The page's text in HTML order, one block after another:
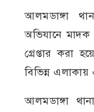
আলমডাঙ্গা
অভিযানে
গ্রেপ্তার করা
বিভিন্ন
আলমডাঙ্গা